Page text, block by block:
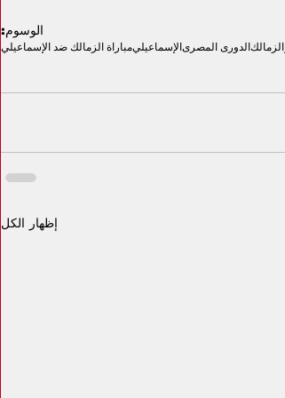
الوسوم:
الزمالكالدورى المصرىالإسماعيليمباراة الزمالك ضد الإسماعيلي
إظهار الكل